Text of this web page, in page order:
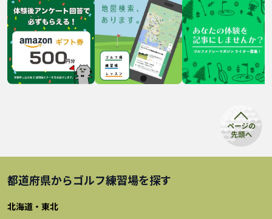
都道府県からゴルフ練習場を探す
北海道・東北